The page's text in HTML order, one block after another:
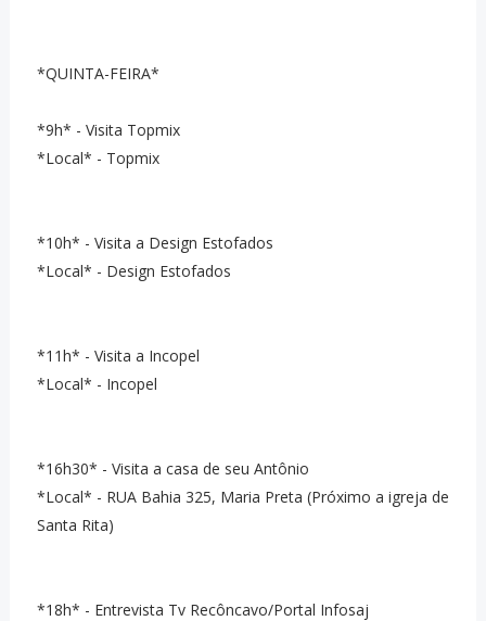
*QUINTA-FEIRA*
*9h* - Visita Topmix
*Local* - Topmix
*10h* - Visita a Design Estofados
*Local* - Design Estofados
*11h* - Visita a Incopel
*Local* - Incopel
*16h30* - Visita a casa de seu Antônio
*Local* - RUA Bahia 325, Maria Preta (Próximo a igreja de
Santa Rita)
*18h* - Entrevista Tv Recôncavo/Portal Infosaj